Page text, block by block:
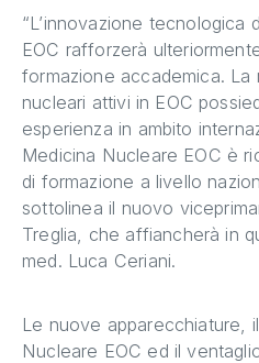
“L’innovazione tecnologica
EOC rafforzerà
formazione accademica. La
nucleari attivi in EOC
esperienza in ambito
Medicina Nucleare EOC è
di formazione a livello
sottolinea il nuovo
Treglia, che affiancherà in
med. Luca Ceriani.
Le nuove apparecchiature,
Nucleare EOC ed il